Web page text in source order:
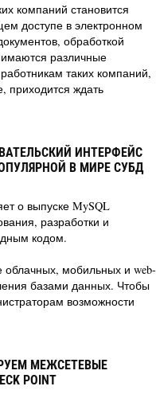
компаний становится
доступе в электронном
обработкой
различные
таких компаний,
приходится ждать
ИНТЕРФЕЙС
В МИРЕ СУБД
о выпуске MySQL
разработки и
кодом.
мобильных и web-
базами данных. Чтобы
возможности
МЕЖСЕТЕВЫЕ
POINT